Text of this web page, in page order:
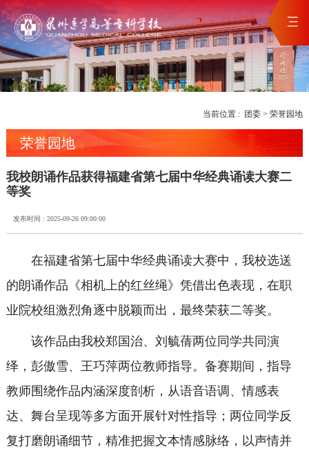
当前位置 : 团委 >荣誉园地
荣誉园地
我校朗诵作品获得福建省第七届中华经典诵读大赛二
等奖
发布时间 : 2025-09-26 09:00:00
在福建省第七届中华经典诵读大赛中，我校选送
的朗诵作品《相机上的红丝绳》凭借出色表现，在职
业院校组激烈角逐中脱颖而出，最终荣获二等奖。
该作品由我校郑国治、刘毓蒨两位同学共同演
绎，彭傲雪、王巧萍两位教师指导。备赛期间，指导
教师围绕作品内涵深度剖析，从语音语调、情感表
达、舞台呈现等多方面开展针对性指导；两位同学反
复打磨朗诵细节，精准把握文本情感脉络，以声情并